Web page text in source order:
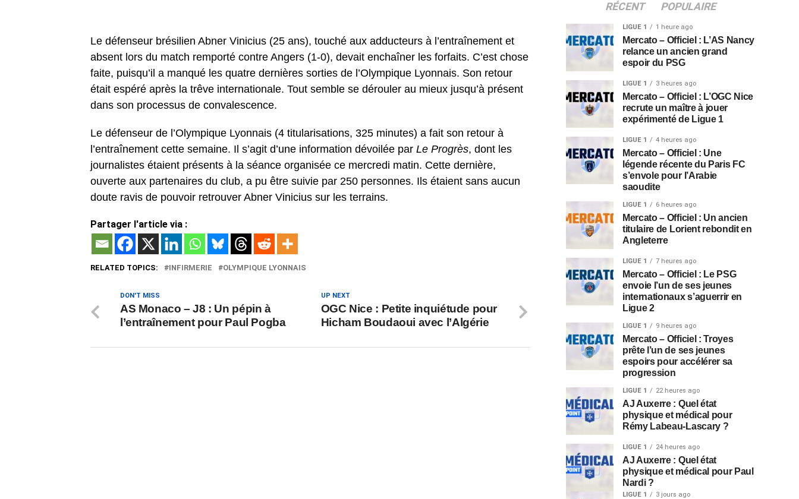
Le défenseur brésilien Abner Vinicius (25 ans), touché aux adducteurs à l’entraînement et
absent lors du match remporté contre Angers (1-0), devait enchaîner les forfaits. C’est chose
faite, puisqu’il a manqué les quatre dernières sorties de l’Olympique Lyonnais. Son retour
était espéré après la trêve internationale. Tout semble se dérouler au mieux jusqu’à présent
dans son processus de convalescence.
Le défenseur de l’Olympique Lyonnais (4 titularisations, 325 minutes) a fait son retour à
l’entraînement cette semaine. Il s’agit d’une information dévoilée par Le Progrès, dont les
journalistes étaient présents à la séance organisée ce mercredi matin. Cette dernière,
ouverte aux partenaires du club, a pu être suivie par 250 personnes. Ils étaient sans aucun
doute ravis de pouvoir retrouver Abner Vinicius sur les terrains.
Partager l'article via :
RELATED TOPICS: INFIRMERIE OLYMPIQUE LYONNAIS
UP NEXT
OGC Nice : Petite inquiétude pour
Hicham Boudaoui avec l’Algérie
DON'T MISS
AS Monaco – J8 : Un pépin à
l’entraînement pour Paul Pogba
RÉCENT POPULAIRE
LIGUE 1 1 heure ago
Mercato – Officiel : L’AS Nancy
relance un ancien grand
espoir du PSG
LIGUE 1 3 heures ago
Mercato – Officiel : L’OGC Nice
recrute un maître à jouer
expérimenté de Ligue 1
LIGUE 1 4 heures ago
Mercato – Officiel : Une
légende récente du Paris FC
s’envole pour l’Arabie
saoudite
LIGUE 1 6 heures ago
Mercato – Officiel : Un ancien
titulaire de Lorient rebondit en
Angleterre
LIGUE 1 7 heures ago
Mercato – Officiel : Le PSG
envoie l’un de ses jeunes
internationaux s’aguerrir en
Ligue 2
LIGUE 1 9 heures ago
Mercato – Officiel : Troyes
prête l’un de ses jeunes
espoirs pour accélérer sa
progression
LIGUE 1 22 heures ago
AJ Auxerre : Quel état
physique et médical pour
Rémy Labeau-Lascary ?
LIGUE 1 24 heures ago
AJ Auxerre : Quel état
physique et médical pour Paul
Nardi ?
LIGUE 1 3 jours ago